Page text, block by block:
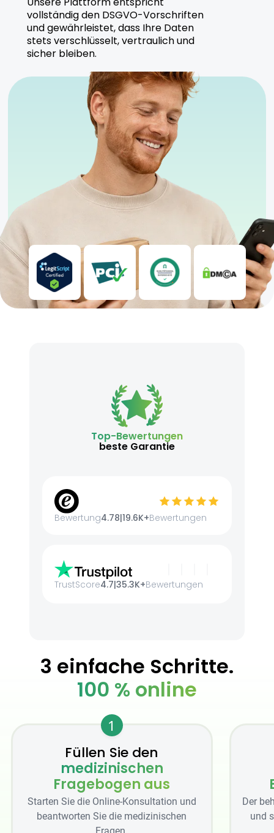
vollständig den DSGVO-Vorschriften
und gewährleistet, dass Ihre Daten
stets verschlüsselt, vertraulich und
sicher bleiben.
Top-Bewertungen
beste Garantie
Bewertung4.78|19.6K+Bewertungen
TrustScore4.7|35.3K+Bewertungen
3 einfache Schritte.
100 % online
1
Füllen Sie den
medizinischen
Fragebogen aus
Starten Sie die Online-Konsultation und
beantworten Sie die medizinischen
Der
und